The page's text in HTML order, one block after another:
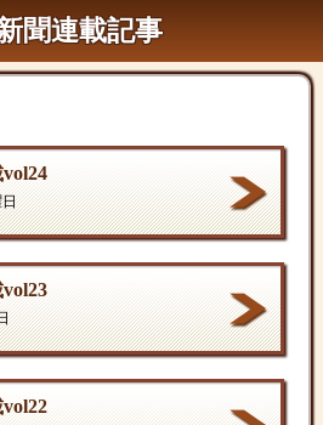
聞連載記事
日